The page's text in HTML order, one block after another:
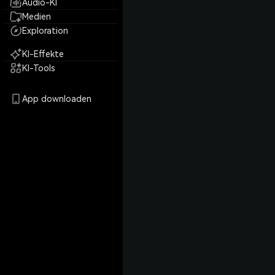
Audio-KI
Medien
Exploration
KI-Effekte
KI-Tools
App downloaden